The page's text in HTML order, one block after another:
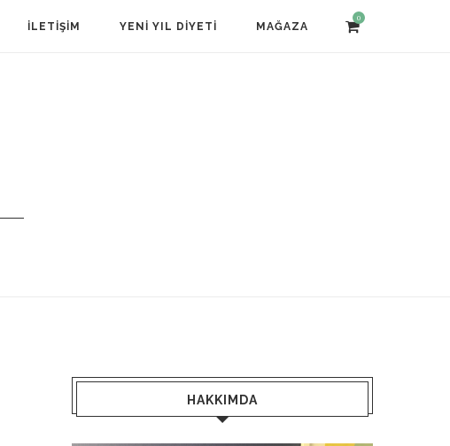
İLETIŞIM YENI YIL DIYETI MAĞAZA
0
HAKKIMDA